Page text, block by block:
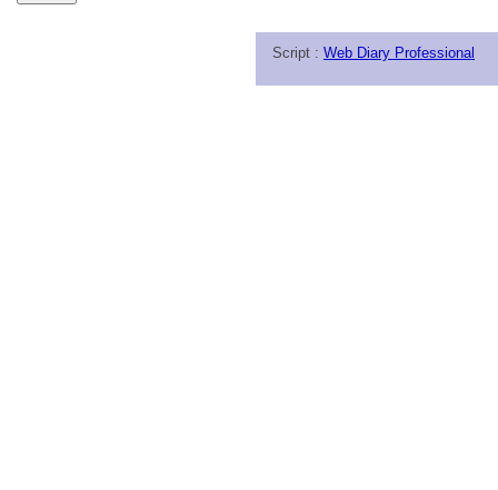
Script : Web Diary Professional